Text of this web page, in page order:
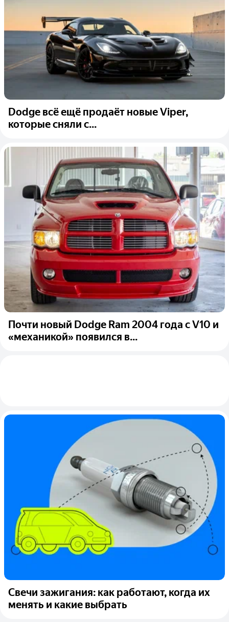
Dodge всё ещё продаёт новые Viper,
которые сняли с...
Почти новый Dodge Ram 2004 года с V10 и
«механикой» появился в...
Свечи зажигания: как работают, когда их
менять и какие выбрать